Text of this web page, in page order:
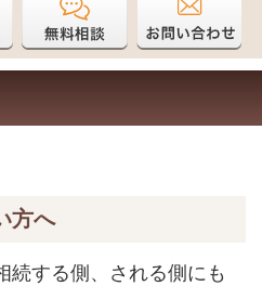
方へ
続する側、される側にも